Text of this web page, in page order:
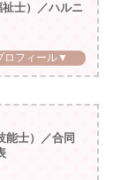
士）／ハルニ
ロフィール▼
能士）／合同